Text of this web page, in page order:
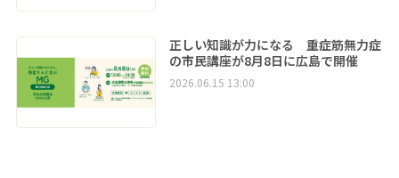
正しい知識が力になる 重症筋無力症
の市民講座が8月8日に広島で開催
2026.06.15 13:00